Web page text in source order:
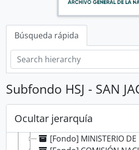
Búsqueda rápida
Subfondo HSJ - SAN
Ocultar jerarquía
[Record group] ARCHIVO
[Agrupación documental]
[Fondo] CABILDO DE
[Fondo] REAL
[Fondo] GUERRA Y
[Fondo] TRIBUNAL DE
[Fondo] CORTE
[Fondo] MINISTERIO DE
[Fondo] MINISTERIO DE